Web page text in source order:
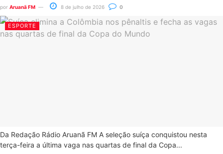
por Aruanã FM 8 de julho de 2026 0
ESPORTE
Da Redação Rádio Aruanã FM A seleção suíça conquistou nesta
terça-feira a última vaga nas quartas de final da Copa...